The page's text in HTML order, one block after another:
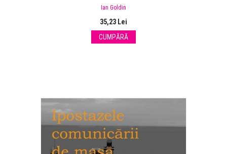
Ian Goldin
35,23 Lei
CUMPĂRĂ